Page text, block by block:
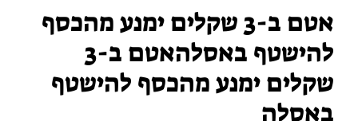
אטם ב-3 שקלים ימנע מהכסף
להישטף באסלהאטם ב-3
שקלים ימנע מהכסף להישטף
באסלה